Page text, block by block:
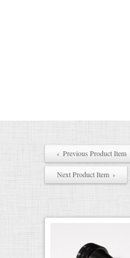
Previous Product Item
Next Product Item